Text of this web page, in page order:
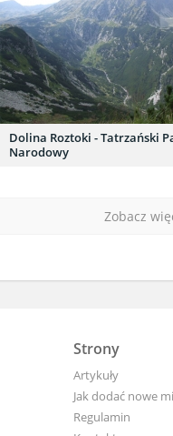
Dolina Roztoki - Tatrzański
Narodowy
Zobacz
Strony
Artykuły
Jak dodać nowe
Regulamin